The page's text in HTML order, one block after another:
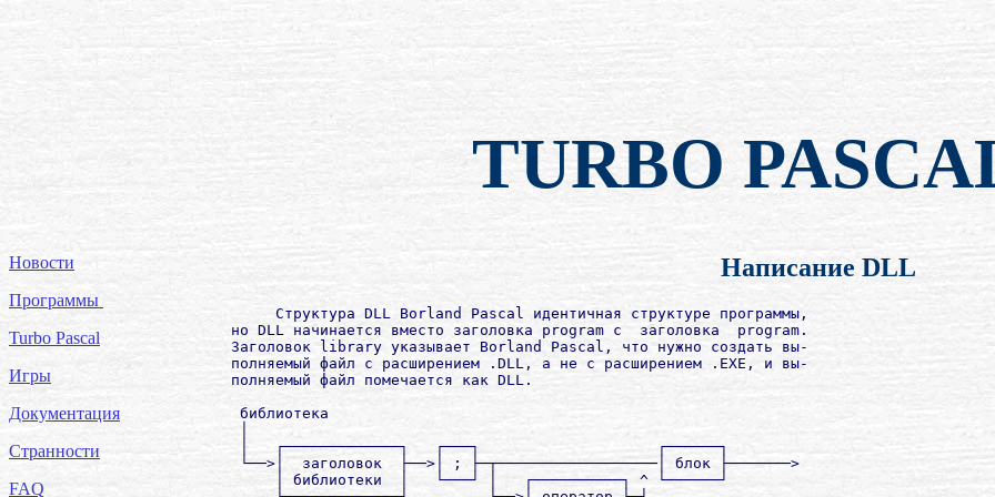
TURBO
Новости
Программы
Turbo Pascal
Игры
Документация
Странности
FAQ
Написание DLL
             Структура DLL Borland Pascal идентичная структуре программы,
        но DLL начинается вместо заголовка program с  заголовка  program.
        Заголовок library указывает Borland Pascal, что нужно создать вы-
        полняемый файл с расширением .DLL, а не с расширением .EXE, и вы-
        полняемый файл помечается как DLL.
         библиотека
         │
         │   ┌─────────────┐   ┌───┐                    ┌──────┐
         └──>│  заголовок  ├──>│ ; ├─┬──────────────────│ блок ├───────>
             │ библиотеки  │   └───┘ │   ┌──────────┐ ^ └──────┘